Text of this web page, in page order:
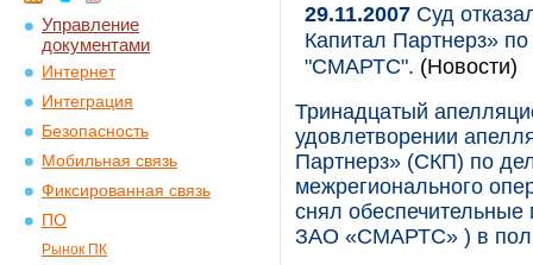
Управление
документами
Интернет
Интеграция
Безопасность
Мобильная связь
Фиксированная связь
ПО
Рынок ПК
29.11.2007 Суд
Капитал Партнерз»
"СМАРТС". (Новости)
Тринадцатый
удовлетворении
Партнерз» (СКП) по
межрегионального
снял
ЗАО «СМАРТС» ) в